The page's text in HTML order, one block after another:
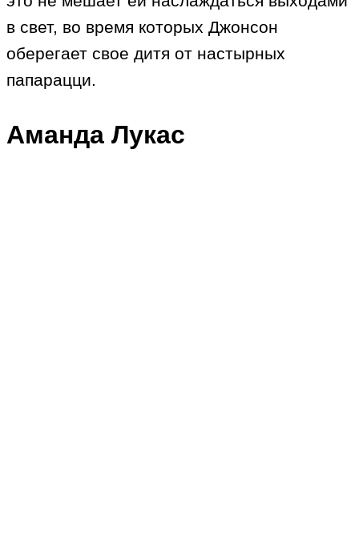
в свет, во время которых Джонсон
оберегает свое дитя от настырных
папарацци.
Аманда Лукас